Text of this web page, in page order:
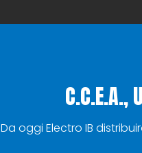
C.C.E.A.,
Da oggi Electro IB